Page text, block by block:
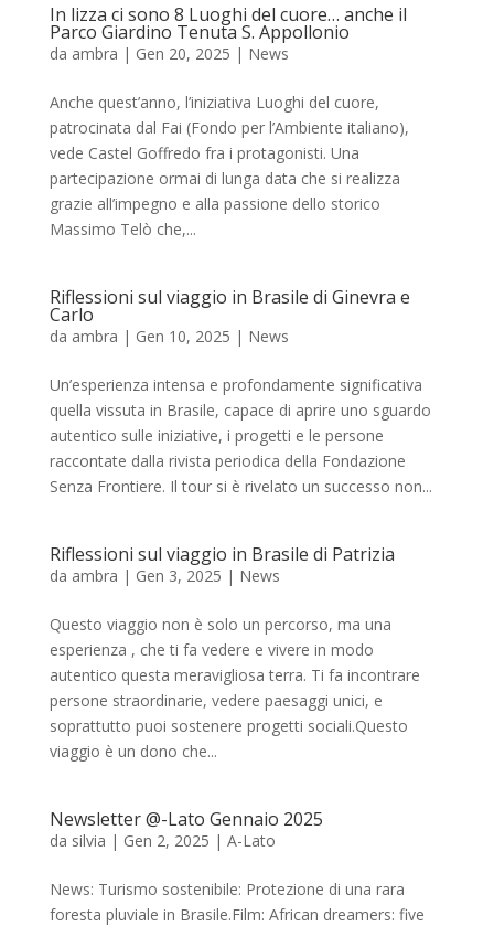
In lizza ci sono 8 Luoghi del cuore… anche il
Parco Giardino Tenuta S. Appollonio
da ambra | Gen 20, 2025 | News
Anche quest’anno, l’iniziativa Luoghi del cuore,
patrocinata dal Fai (Fondo per l’Ambiente italiano),
vede Castel Goffredo fra i protagonisti. Una
partecipazione ormai di lunga data che si realizza
grazie all’impegno e alla passione dello storico
Massimo Telò che,...
Riflessioni sul viaggio in Brasile di Ginevra e
Carlo
da ambra | Gen 10, 2025 | News
Un’esperienza intensa e profondamente significativa
quella vissuta in Brasile, capace di aprire uno sguardo
autentico sulle iniziative, i progetti e le persone
raccontate dalla rivista periodica della Fondazione
Senza Frontiere. Il tour si è rivelato un successo non...
Riflessioni sul viaggio in Brasile di Patrizia
da ambra | Gen 3, 2025 | News
Questo viaggio non è solo un percorso, ma una
esperienza , che ti fa vedere e vivere in modo
autentico questa meravigliosa terra. Ti fa incontrare
persone straordinarie, vedere paesaggi unici, e
soprattutto puoi sostenere progetti sociali.Questo
viaggio è un dono che...
Newsletter @-Lato Gennaio 2025
da silvia | Gen 2, 2025 | A-Lato
News: Turismo sostenibile: Protezione di una rara
foresta pluviale in Brasile.Film: African dreamers: five